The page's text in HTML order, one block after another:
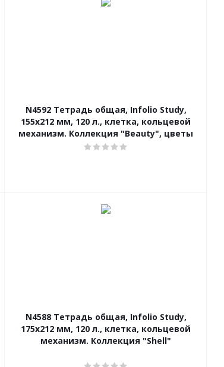
N4592 Тетрадь общая, Infolio Study,
155х212 мм, 120 л., клетка, кольцевой
механизм. Коллекция "Beauty", цветы
N4588 Тетрадь общая, Infolio Study,
175х212 мм, 120 л., клетка, кольцевой
механизм. Коллекция "Shell"